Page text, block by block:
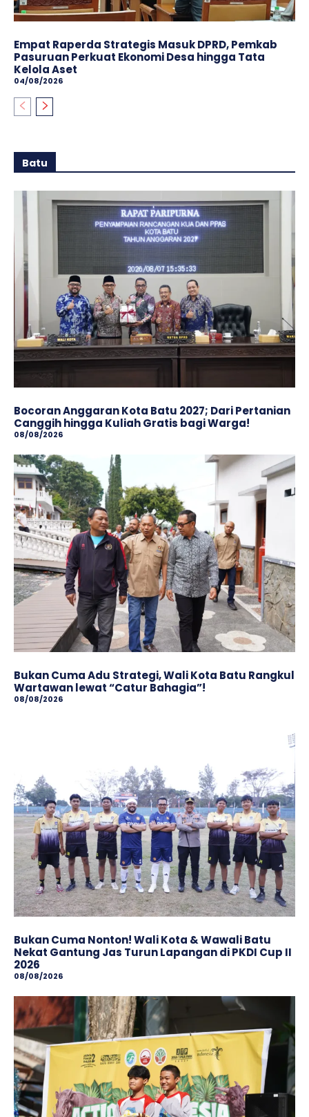
Empat Raperda Strategis Masuk DPRD, Pemkab
Pasuruan Perkuat Ekonomi Desa hingga Tata
Kelola Aset
04/08/2026
Batu
Bocoran Anggaran Kota Batu 2027; Dari Pertanian
Canggih hingga Kuliah Gratis bagi Warga!
08/08/2026
Bukan Cuma Adu Strategi, Wali Kota Batu Rangkul
Wartawan lewat “Catur Bahagia”!
08/08/2026
Bukan Cuma Nonton! Wali Kota & Wawali Batu
Nekat Gantung Jas Turun Lapangan di PKDI Cup II
2026
08/08/2026